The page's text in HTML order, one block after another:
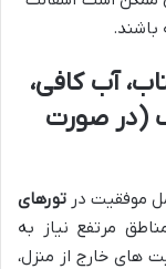
باشند.
آب کافی،
(در صورت
موفقیت در تورهای
مرتفع نیاز به
های خارج از منزل،